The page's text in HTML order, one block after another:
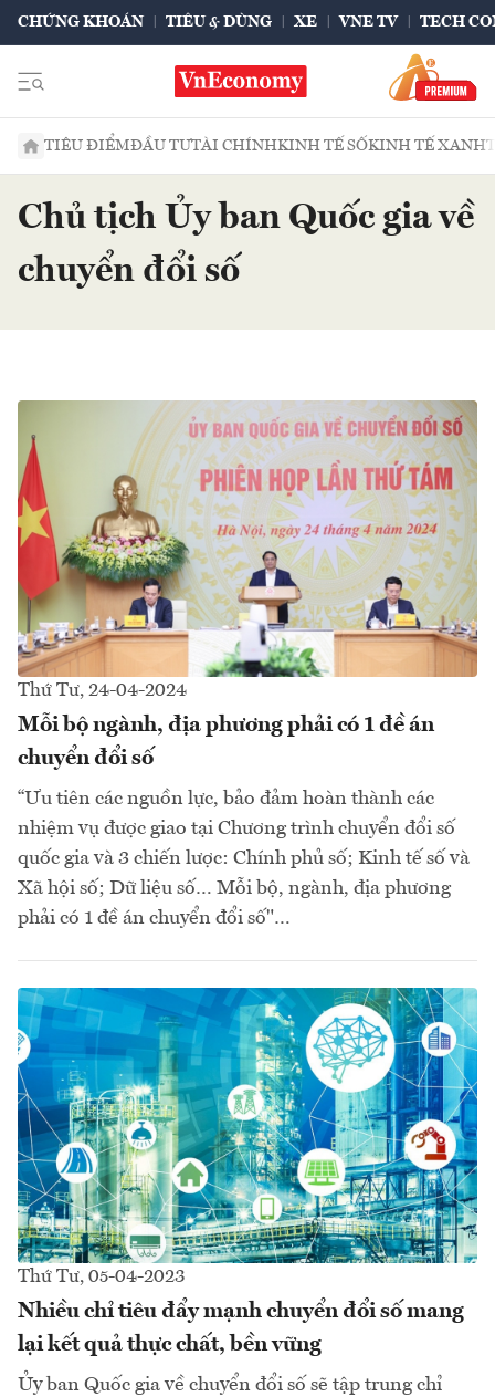
CHỨNG KHOÁN TIÊU & DÙNG XE VNE TV TECH
TIÊU ĐIỂMĐẦU TƯTÀI CHÍNHKINH TẾ SỐKINH TẾ XANH
Chủ tịch Ủy ban Quốc gia về
chuyển đổi số
Thứ Tư, 24-04-2024
Mỗi bộ ngành, địa phương phải có 1 đề án
chuyển đổi số
“Ưu tiên các nguồn lực, bảo đảm hoàn thành các
nhiệm vụ được giao tại Chương trình chuyển đổi số
quốc gia và 3 chiến lược: Chính phủ số; Kinh tế số và
Xã hội số; Dữ liệu số… Mỗi bộ, ngành, địa phương
phải có 1 đề án chuyển đổi số"…
Thứ Tư, 05-04-2023
Nhiều chỉ tiêu đẩy mạnh chuyển đổi số mang
lại kết quả thực chất, bền vững
Ủy ban Quốc gia về chuyển đổi số sẽ tập trung chỉ